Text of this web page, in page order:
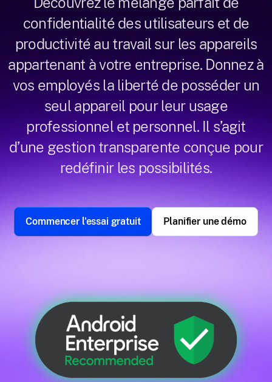
confidentialité des utilisateurs et de
productivité au travail sur les appareils
appartenant à votre entreprise. Donnez à
vos employés la liberté de posséder un
seul appareil pour leur usage
professionnel et personnel. Il s’agit
d’une gestion transparente conçue pour
redéfinir les possibilités.
Commencer l'essai gratuit Planifier une démo